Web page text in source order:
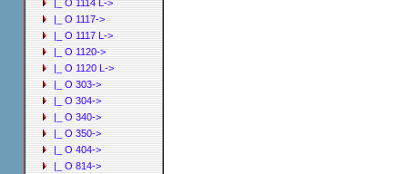
|_ O 1114 L->
|_ O 1117->
|_ O 1117 L->
|_ O 1120->
|_ O 1120 L->
|_ O 303->
|_ O 304->
|_ O 340->
|_ O 350->
|_ O 404->
|_ O 814->